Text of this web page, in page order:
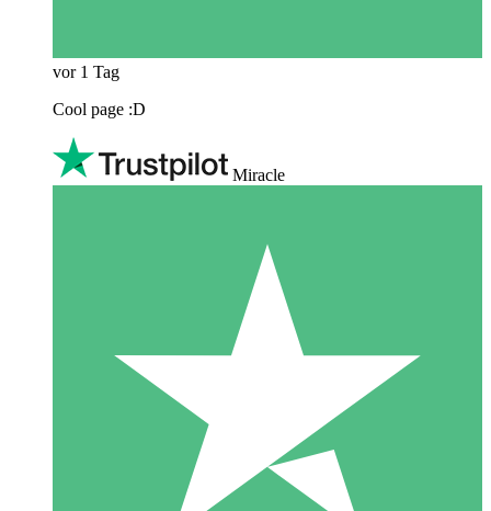
vor 1 Tag
Cool page :D
Miracle